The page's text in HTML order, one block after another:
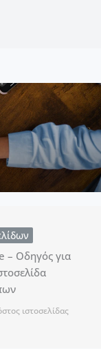
– Οδηγός για
ιστοσελίδας